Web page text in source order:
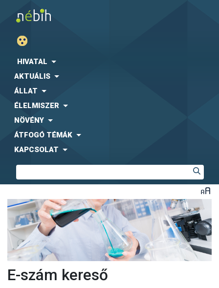
HIVATAL
AKTUÁLIS
ÁLLAT
ÉLELMISZER
NÖVÉNY
ÁTFOGÓ TÉMÁK
KAPCSOLAT
E-szám kereső